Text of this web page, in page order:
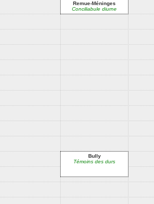
Bully
Témoins des durs
Remue-Méninges
Conciliabule diurne